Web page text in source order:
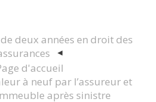
deux années en droit des
d'accueil
à neuf par l’assureur et
après sinistre